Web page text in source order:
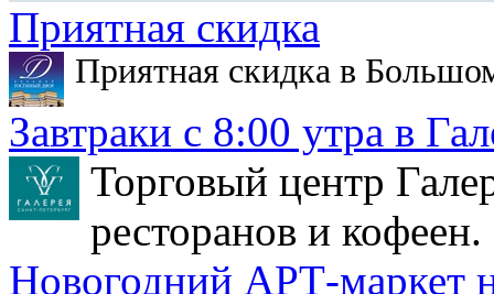
Приятная скидка
Приятная скидка в
Завтраки с 8:00 утра в
Торговый центр
ресторанов и кофеен.
Новогодний АРТ-маркет